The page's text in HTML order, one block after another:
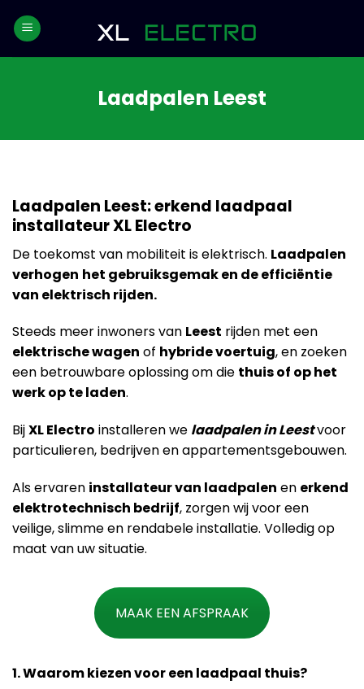
Laadpalen Leest
Laadpalen Leest: erkend laadpaal
installateur XL Electro
De toekomst van mobiliteit is elektrisch. Laadpalen
verhogen het gebruiksgemak en de efficiëntie
van elektrisch rijden.
Steeds meer inwoners van Leest rijden met een
elektrische wagen of hybride voertuig, en zoeken
een betrouwbare oplossing om die thuis of op het
werk op te laden.
BijXL Electro installeren we laadpalen in Leestvoor
particulieren, bedrijven en appartementsgebouwen.
Als ervaren installateur van laadpalen en erkend
elektrotechnisch bedrijf, zorgen wij voor een
veilige, slimme en rendabele installatie. Volledig op
maat van uw situatie.
MAAK EEN AFSPRAAK
1. Waarom kiezen voor een laadpaal thuis?